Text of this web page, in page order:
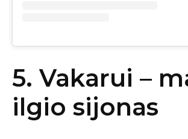
5. Vakarui –
ilgio sijonas